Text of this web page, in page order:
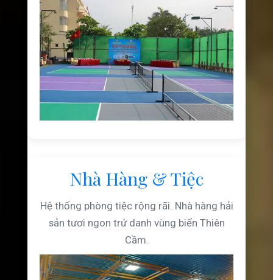
Nhà Hàng & Tiệc
Hệ thống phòng tiệc rộng rãi. Nhà hàng hải
sản tươi ngon trứ danh vùng biển Thiên
Cầm.